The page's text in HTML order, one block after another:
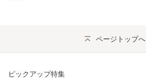
ページトップへ
ピックアップ特集